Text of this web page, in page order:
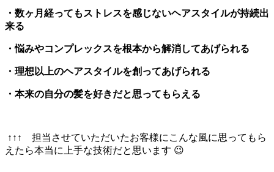
・数ヶ月経ってもストレスを感じないヘアスタイルが持続出
来る
・悩みやコンプレックスを根本から解消してあげられる
・理想以上のヘアスタイルを創ってあげられる
・本来の自分の髪を好きだと思ってもらえる
↑↑↑ 担当させていただいたお客様にこんな風に思ってもら
えたら本当に上手な技術だと思います 😉